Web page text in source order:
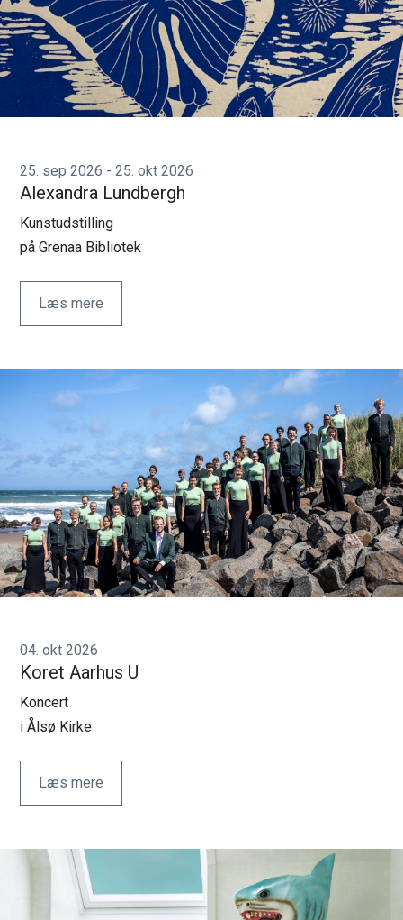
25. sep 2026 - 25. okt 2026
Alexandra Lundbergh
Kunstudstilling
på Grenaa Bibliotek
Læs mere
04. okt 2026
Koret Aarhus U
Koncert
i Ålsø Kirke
Læs mere